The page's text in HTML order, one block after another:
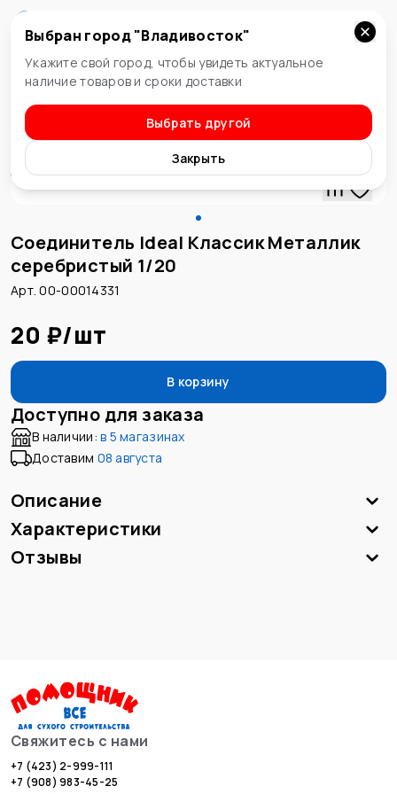
Владивосток
Выбран город "Владивосток"
Укажите свой город, чтобы увидеть актуальное
наличие товаров и сроки доставки
Выбрать другой
Закрыть
Плинтус
Соединитель Ideal Классик Металлик
серебристый 1/20
Арт. 00-00014331
20 ₽/шт
В корзину
Доступно для заказа
В наличии: в 5 магазинах
Доставим 08 августа
Описание
Характеристики
Отзывы
Свяжитесь с нами
+7 (423) 2-999-111
+7 (908) 983-45-25